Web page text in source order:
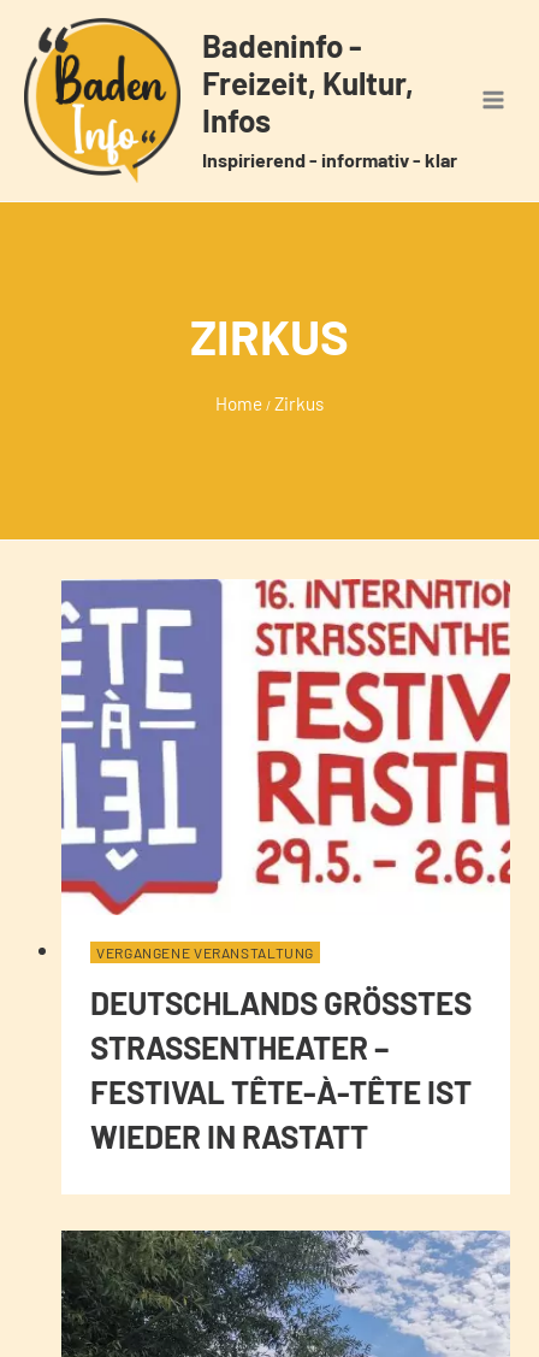
Inhalt
springen
Badeninfo -
Freizeit, Kultur,
Infos
Inspirierend - informativ - klar
ZIRKUS
Home / Zirkus
VERGANGENE VERANSTALTUNG
DEUTSCHLANDS GRÖSSTES S
TRASSENTHEATER – FE
STIVAL TÊTE-À-TÊTE IST WI
EDER IN RASTATT